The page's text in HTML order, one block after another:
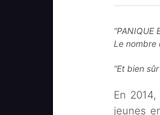
“PANIQUE
Le nombre
“Et bien
En
jeunes